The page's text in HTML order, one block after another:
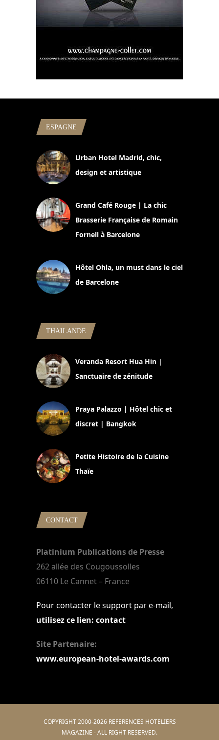
ESPAGNE
Urban Hotel Madrid, chic,
design et artistique
Grand Café Rouge | La chic
Brasserie Française de Romain
Fornell à Barcelone
Hôtel Ohla, un must dans le ciel
de Barcelone
THAILANDE
Veranda Resort Hua Hin |
Sanctuaire de zénitude
Praya Palazzo | Hôtel chic et
discret | Bangkok
Petite Histoire de la Cuisine
Thaïe
CONTACT
Platinium Publications de Presse
262 allée des Cougoussolles
06110 Le Cannet – France
Pour contacter le support par e-mail,
utilisez ce lien: contact
Site Partenaire:
www.european-hotel-awards.com
COPYRIGHT 2000-2026 REFERENCES HOTELIERS
MAGAZINE - ALL RIGHT RESERVED.